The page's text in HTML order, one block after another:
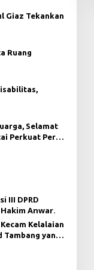
Giaz Tekankan
Ruang
Selamat
Perkuat Peran
Kelalaian
Tambang yang